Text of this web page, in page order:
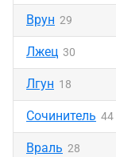
Врун 29
Лжец 30
Лгун 18
Сочинитель 44
Враль 28